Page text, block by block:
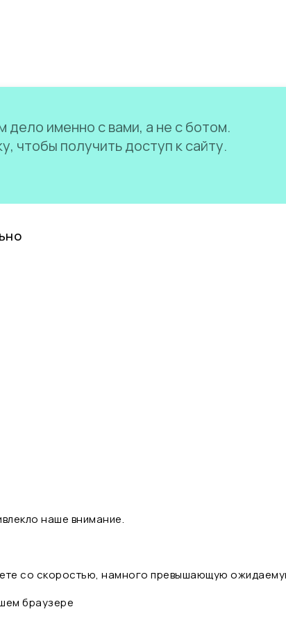
именно с вами, а не с ботом.
чтобы получить доступ к сайту.
наше внимание.
со скоростью, намного превышающую
браузере